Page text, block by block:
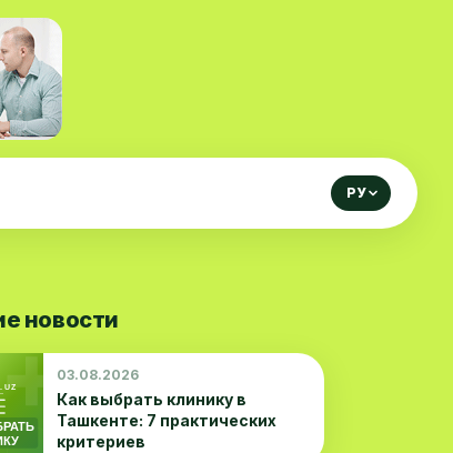
РУ
новости
03.08.2026
Как выбрать клинику в
Ташкенте: 7 практических
критериев